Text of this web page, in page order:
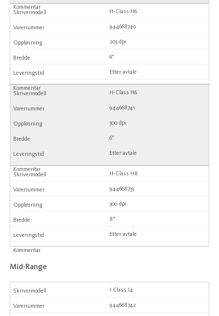
H-Class H6
944668740
203 dpi
6"
Etter avtale
H-Class H6
944668741
300 dpi
6"
Etter avtale
H-Class H8
944668733
300 dpi
8"
Etter avtale
Mid-Range
I-Class I4
944668742